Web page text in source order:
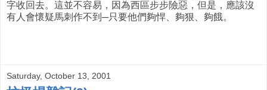
字收回去。這並不容易，因為西區步步險惡，但是，應該沒
有人會懷疑馬刺作不到─只要他們夠悍、夠狠、夠餓。
Saturday, October 13, 2001